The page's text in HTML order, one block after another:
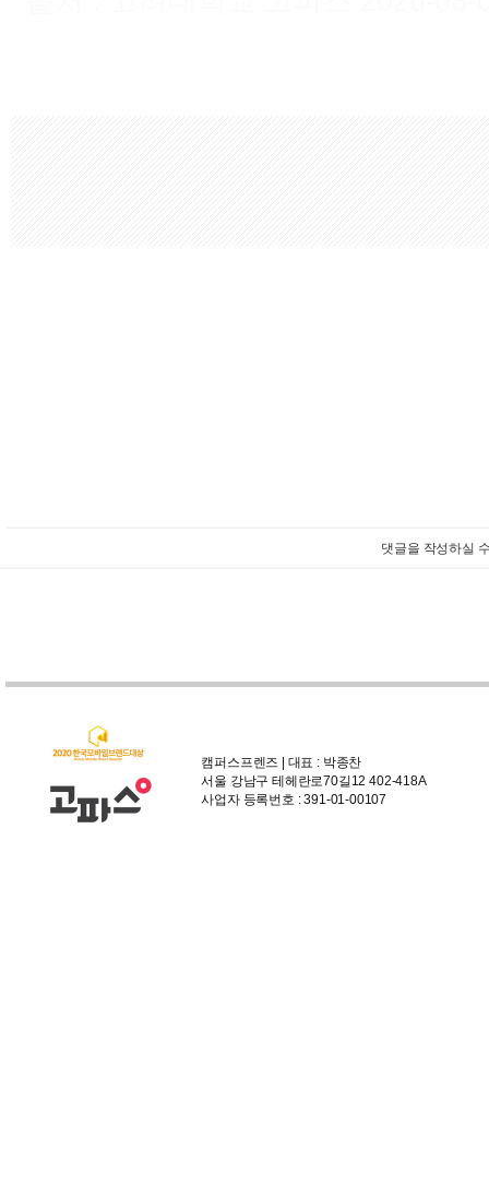
댓글을 작성하실
캠퍼스프렌즈 | 대표 : 박종찬
서울 강남구 테헤란로70길12 402-418A
사업자 등록번호 : 391-01-00107